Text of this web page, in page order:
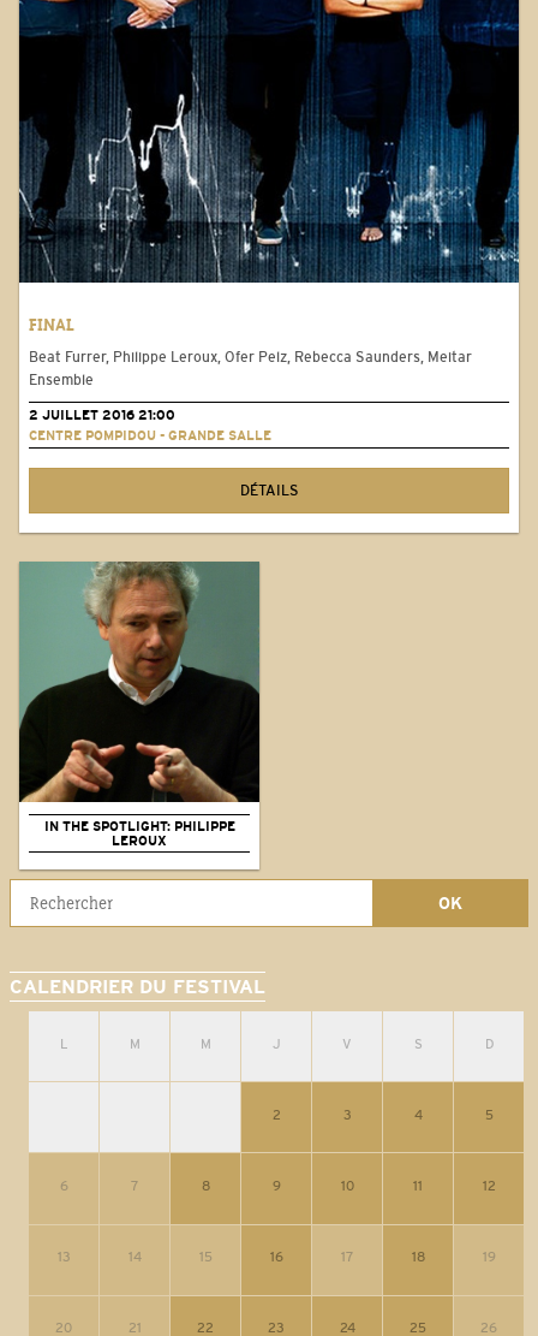
FINAL
Beat Furrer, Philippe Leroux, Ofer Pelz, Rebecca Saunders, Meitar
Ensemble
2 JUILLET 2016 21:00
CENTRE POMPIDOU - GRANDE SALLE
DÉTAILS
IN THE SPOTLIGHT: PHILIPPE
LEROUX
CALENDRIER DU FESTIVAL
L M M J V S D
2 3 4 5
6 7 8 9 10 11 12
13 14 15 16 17 18 19
20 21 22 23 24 25 26